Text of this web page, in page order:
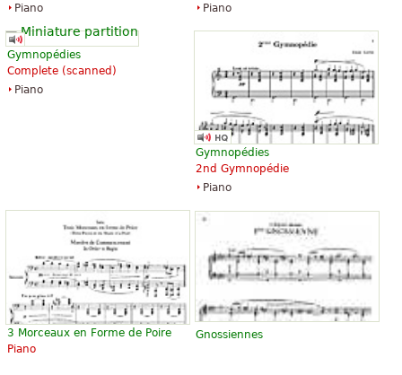
Piano
Piano
Gymnopédies
Complete (scanned)
Piano
Gymnopédies
2nd Gymnopédie
Piano
3 Morceaux en Forme de Poire
Piano
Gnossiennes